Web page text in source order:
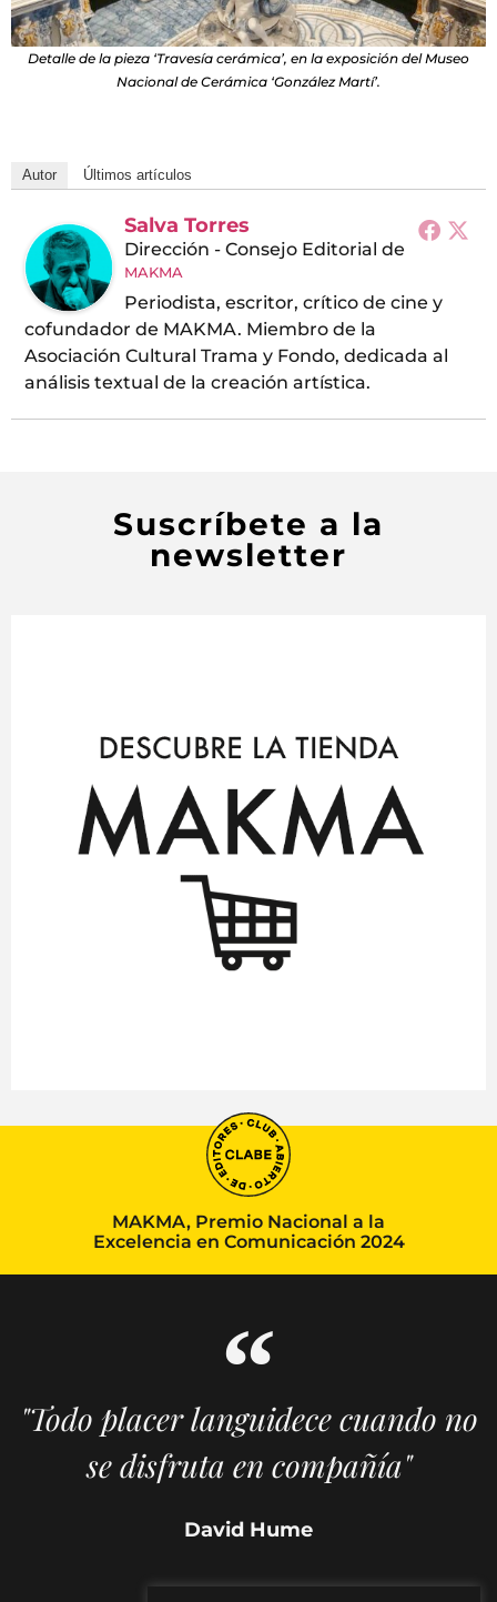
Detalle de la pieza ‘Travesía cerámica’, en la exposición del Museo
Nacional de Cerámica ‘González Martí’.
Autor Últimos artículos
Salva Torres
Dirección - Consejo Editorial de
MAKMA
Periodista, escritor, crítico de cine y
cofundador de MAKMA. Miembro de la
Asociación Cultural Trama y Fondo, dedicada al
análisis textual de la creación artística.
Suscríbete a la
newsletter
MAKMA, Premio Nacional a la
Excelencia en Comunicación 2024
"Todo placer languidece cuando no
se disfruta en compañía"
David Hume